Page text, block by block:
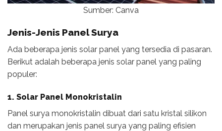
Sumber: Canva
Jenis-Jenis Panel Surya
Ada beberapa jenis solar panel yang tersedia di pasaran.
Berikut adalah beberapa jenis solar panel yang paling
populer:
1. Solar Panel Monokristalin
Panel surya monokristalin dibuat dari satu kristal silikon
dan merupakan jenis panel surya yang paling efisien